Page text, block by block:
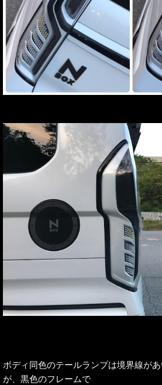
ボディ同色のテールランプは境界線が
が、黒色のフレームで